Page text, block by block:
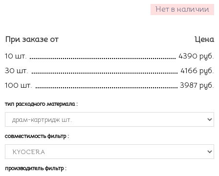
Нет в наличии
При заказе от
Цена
10 шт.
4390 руб.
30 шт.
4166 руб.
100 шт.
3987 руб.
тип расходного материала :
совместимость фильтр :
производитель фильтр :